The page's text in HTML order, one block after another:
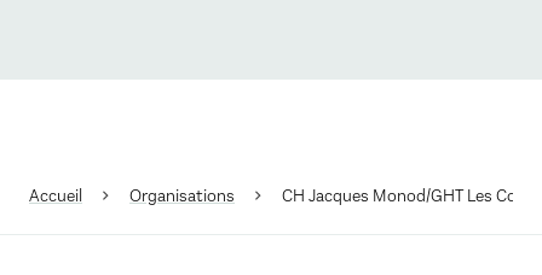
Accueil Organisations CH Jacques Monod/GHT Les